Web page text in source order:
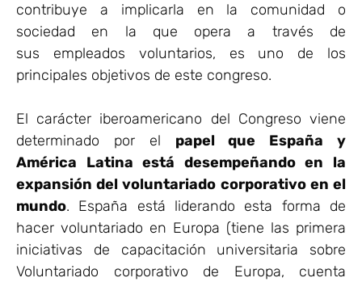
contribuye a implicarla en la comunidad o
sociedad en la que opera a través de
sus empleados voluntarios, es uno de los
principales objetivos de este congreso.
El carácter iberoamericano del Congreso viene
determinado por el papel que España y
América Latina está desempeñando en la
expansión del voluntariado corporativo en el
mundo. España está liderando esta forma de
hacer voluntariado en Europa (tiene las primera
iniciativas de capacitación universitaria sobre
Voluntariado corporativo de Europa, cuenta